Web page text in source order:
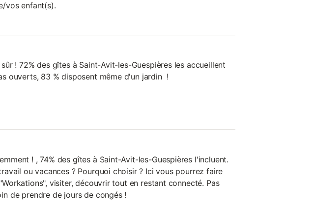
vos enfant(s).
sûr ! 72% des gîtes à Saint-Avit-les-Guespières les accueillent
ouverts, 83 % disposent même d'un jardin !
! , 74% des gîtes à Saint-Avit-les-Guespières l'incluent.
ou vacances ? Pourquoi choisir ? Ici vous pourrez faire
visiter, découvrir tout en restant connecté. Pas
de prendre de jours de congés !